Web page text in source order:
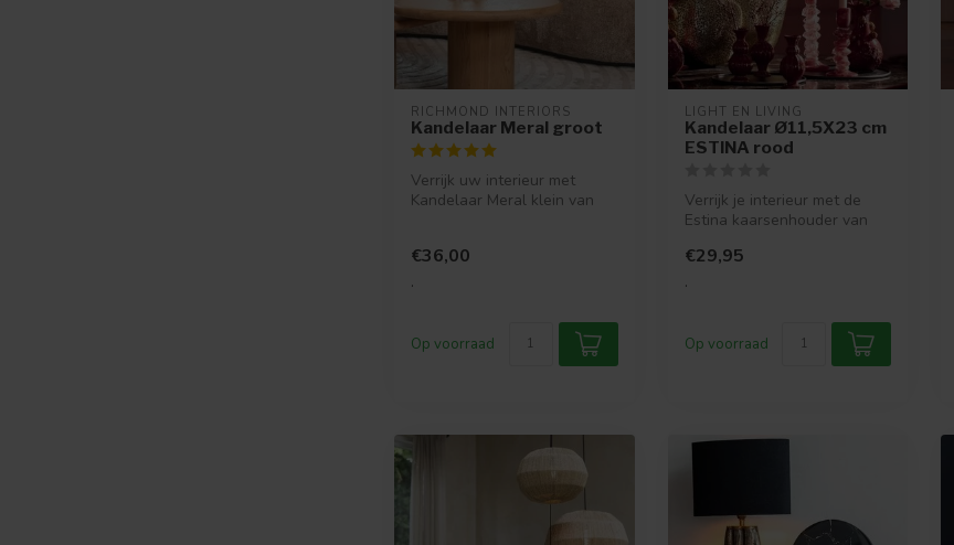
RICHMOND INTERIORS
Kandelaar Meral groot
Verrijk uw interieur met
Kandelaar Meral klein van
€36,00
.
Op voorraad
LIGHT EN LIVING
Kandelaar Ø11,5X23 cm
ESTINA rood
Verrijk je interieur met de
Estina kaarsenhouder van
€29,95
.
Op voorraad